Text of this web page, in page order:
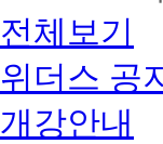
전체보기
위더스 공
개강안내